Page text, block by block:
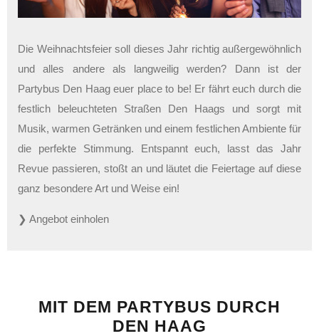
Die Weihnachtsfeier soll dieses Jahr richtig außergewöhnlich
und alles andere als langweilig werden? Dann ist der
Partybus Den Haag euer place to be! Er fährt euch durch die
festlich beleuchteten Straßen Den Haags und sorgt mit
Musik, warmen Getränken und einem festlichen Ambiente für
die perfekte Stimmung. Entspannt euch, lasst das Jahr
Revue passieren, stoßt an und läutet die Feiertage auf diese
ganz besondere Art und Weise ein!
❯ Angebot einholen
MIT DEM PARTYBUS DURCH
DEN HAAG